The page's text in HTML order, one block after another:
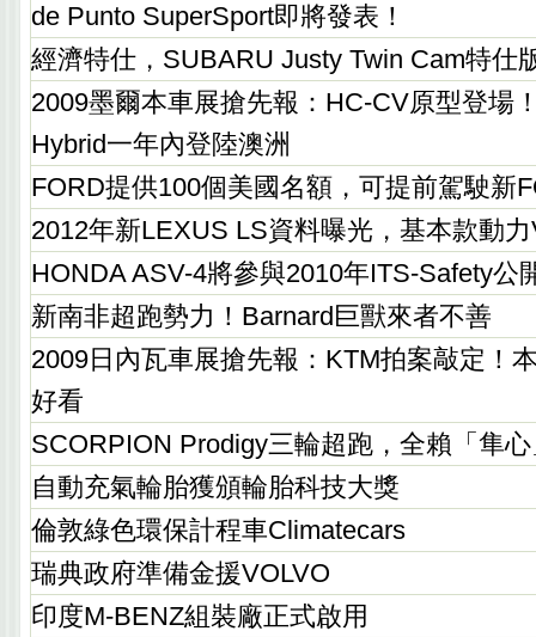
de Punto SuperSport即將發表！
經濟特仕，SUBARU Justy Twin Cam特仕
2009墨爾本車展搶先報：HC-CV原型登場
Hybrid一年內登陸澳洲
FORD提供100個美國名額，可提前駕駛新
2012年新LEXUS LS資料曝光，基本款動
HONDA ASV-4將參與2010年ITS-Safety公
新南非超跑勢力！Barnard巨獸來者不善
2009日內瓦車展搶先報：KTM拍案敲定！
好看
SCORPION Prodigy三輪超跑，全賴「隼
自動充氣輪胎獲頒輪胎科技大獎
倫敦綠色環保計程車Climatecars
瑞典政府準備金援VOLVO
印度M-BENZ組裝廠正式啟用